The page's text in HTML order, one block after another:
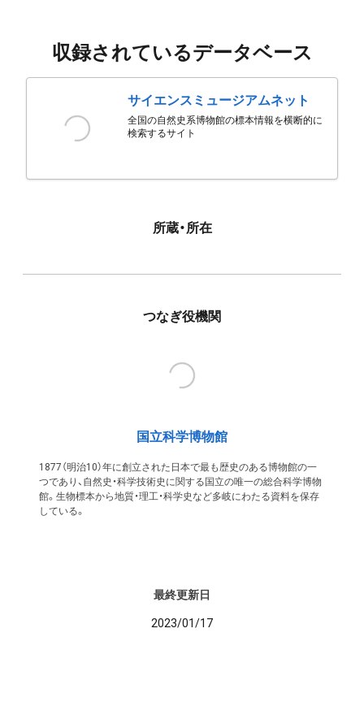
収録されているデータベース
サイエンスミュージアムネット
全国の自然史系博物館の標本情報を横断的に
検索するサイト
所蔵・所在
つなぎ役機関
国立科学博物館
1877（明治10）年に創立された日本で最も歴史のある博物館の一
つであり、自然史・科学技術史に関する国立の唯一の総合科学博物
館。生物標本から地質・理工・科学史など多岐にわたる資料を保存
している。
最終更新日
2023/01/17